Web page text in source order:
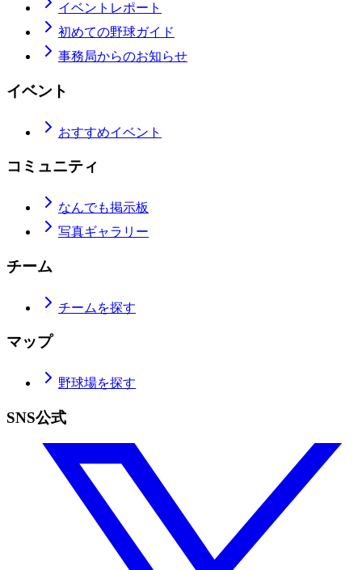
イベントレポート
初めての野球ガイド
事務局からのお知らせ
イベント
おすすめイベント
コミュニティ
なんでも掲示板
写真ギャラリー
チーム
チームを探す
マップ
野球場を探す
SNS公式